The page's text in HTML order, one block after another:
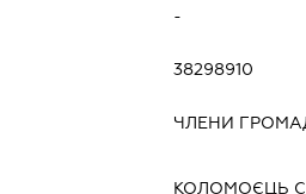
-
38298910
ЧЛЕНИ
КОЛОМОЄЦЬ